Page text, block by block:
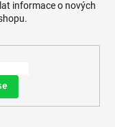
informace o nových